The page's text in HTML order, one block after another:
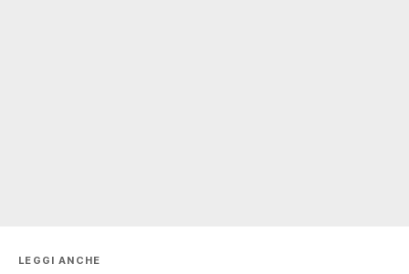
LEGGI ANCHE